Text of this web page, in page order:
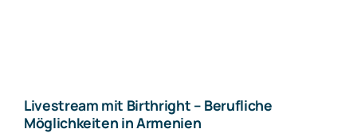
Kontakt
Livestream mit Birthright – Berufliche
Möglichkeiten in Armenien